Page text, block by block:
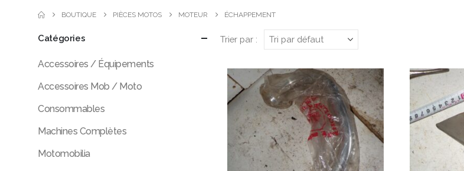
BOUTIQUE PIÈCES MOTOS MOTEUR ÉCHAPPEMENT
Trier par :
Catégories
Accessoires / Équipements
Accessoires Mob / Moto
Consommables
Machines Complètes
Motomobilia